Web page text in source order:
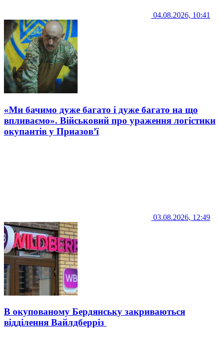
04.08.2026, 10:41
«Ми бачимо дуже багато і дуже багато на що
впливаємо». Військовий про ураження логістики
окупантів у Приазов’ї
03.08.2026, 12:49
В окупованому Бердянську закриваються
відділення Вайлдберріз